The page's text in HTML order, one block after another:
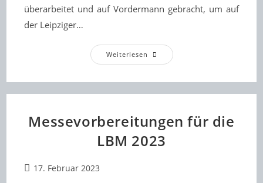
überarbeitet und auf Vordermann gebracht, um auf
der Leipziger…
Weiterlesen Seraphim
In
In
Messevorbereitungen für die
LBM 2023
Beitrag
17. Februar 2023